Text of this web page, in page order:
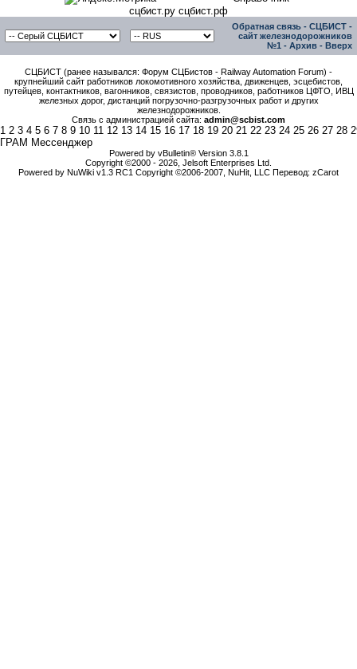
сцбист.ру сцбист.рф
Обратная связь - СЦБИСТ -
сайт железнодорожников
№1 - Архив - Вверх
СЦБИСТ (ранее назывался: Форум СЦБистов - Railway Automation Forum) -
крупнейший сайт работников локомотивного хозяйства, движенцев, эсцебистов,
путейцев, контактников, вагонников, связистов, проводников, работников ЦФТО, ИВЦ
железных дорог, дистанций погрузочно-разгрузочных работ и других
железнодорожников.
Связь с администрацией сайта: admin@scbist.com
1 2 3 4 5 6 7 8 9 10 11 12 13 14 15 16 17 18 19 20 21 22 23 24 25 26 27 28
ГРАМ Мессенджер
Powered by vBulletin® Version 3.8.1
Copyright ©2000 - 2026, Jelsoft Enterprises Ltd.
Powered by NuWiki v1.3 RC1 Copyright ©2006-2007, NuHit, LLC Перевод: zCarot